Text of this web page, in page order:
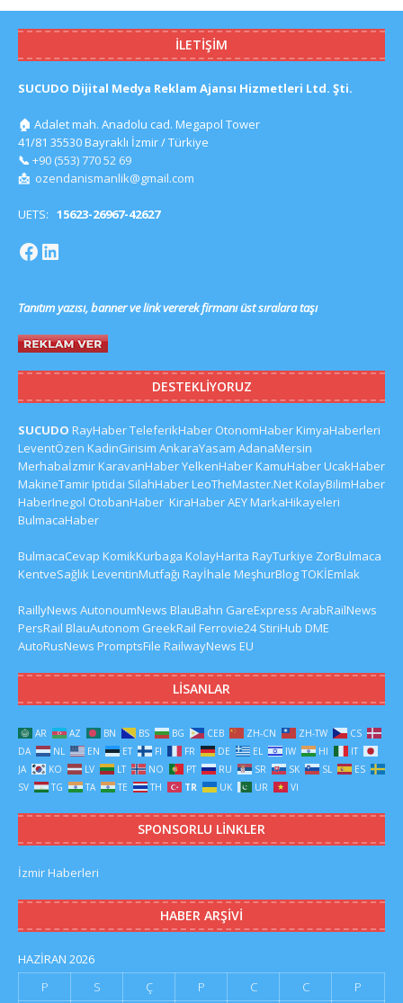
İLETIŞIM
SUCUDO Dijital Medya Reklam Ajansı Hizmetleri Ltd. Şti.
🏠 Adalet mah. Anadolu cad. Megapol Tower
41/81 35530 Bayraklı İzmir / Türkiye
📞 +90 (553) 770 52 69
📩 ozendanismanlik@gmail.com
UETS: 15623-26967-42627
Tanıtım yazısı, banner ve link vererek firmanı üst sıralara taşı
DESTEKLIYORUZ
SUCUDO RayHaberTeleferikHaber OtonomHaberKimyaHaberleri
LeventÖzen KadinGirisim AnkaraYasam AdanaMersin
MerhabaİzmirKaravanHaberYelkenHaberKamuHaberUcakHaber
MakineTamirIptidai SilahHaberLeoTheMaster.NetKolayBilimHaber
HaberInegol OtobanHaber KiraHaberAEYMarkaHikayeleri
BulmacaHaber
BulmacaCevap KomikKurbaga KolayHarita RayTurkiye ZorBulmaca
KentveSağlık LeventinMutfağı Rayİhale MeşhurBlogTOKİEmlak
RaillyNews AutonoumNews BlauBahn GareExpress ArabRailNews
PersRail BlauAutonom GreekRail Ferrovie24 StiriHub DME
AutoRusNews PromptsFile RailwayNews EU
LISANLAR
AR AZ BN BS BG CEB ZH-CN ZH-TW
CS
DA
NL EN ET FI FR DE EL IW HI
IT
JA
KO LV LT NO PT RU SR SK SL
ES
SV
TG TA TE TH TR UK UR VI
SPONSORLU LINKLER
İzmir Haberleri
HABER ARŞIVI
HAZIRAN 2026
P
S Ç P C C P